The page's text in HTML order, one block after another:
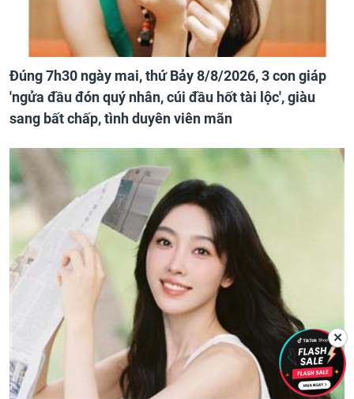
Đúng 7h30 ngày mai, thứ Bảy 8/8/2026, 3 con giáp
'ngửa đầu đón quý nhân, cúi đầu hốt tài lộc', giàu
sang bất chấp, tình duyên viên mãn
✕